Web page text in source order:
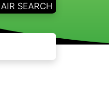
SEARCH